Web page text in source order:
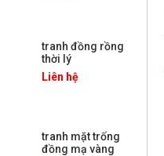
tranh đồng rồng
thời lý
Liên hệ
tranh mặt trống
đồng mạ vàng